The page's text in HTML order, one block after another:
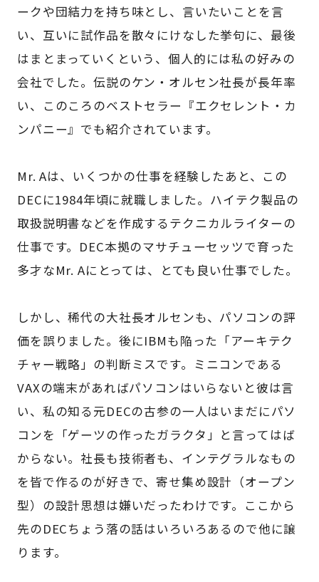
ークや団結力を持ち味とし、言いたいことを言
い、互いに試作品を散々にけなした挙句に、最後
はまとまっていくという、個人的には私の好みの
会社でした。伝説のケン・オルセン社長が長年率
い、このころのベストセラー『エクセレント・カ
ンパニー』でも紹介されています。
Mr. Aは、いくつかの仕事を経験したあと、この
DECに1984年頃に就職しました。ハイテク製品の
取扱説明書などを作成するテクニカルライターの
仕事です。DEC本拠のマサチューセッツで育った
多才なMr. Aにとっては、とても良い仕事でした。
しかし、稀代の大社長オルセンも、パソコンの評
価を誤りました。後にIBMも陥った「アーキテク
チャー戦略」の判断ミスです。ミニコンである
VAXの端末があればパソコンはいらないと彼は言
い、私の知る元DECの古参の一人はいまだにパソ
コンを「ゲーツの作ったガラクタ」と言ってはば
からない。社長も技術者も、インテグラルなもの
を皆で作るのが好きで、寄せ集め設計（オープン
型）の設計思想は嫌いだったわけです。ここから
先のDECちょう落の話はいろいろあるので他に譲
ります。